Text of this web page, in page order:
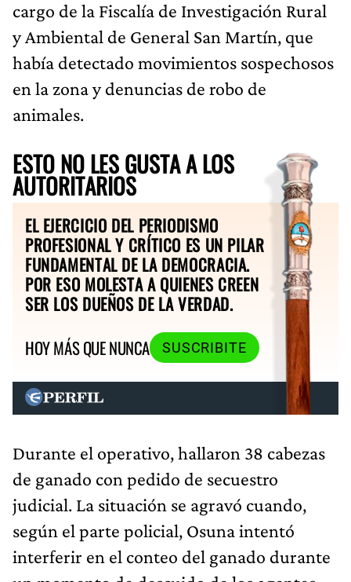
cargo de la Fiscalía de Investigación Rural
y Ambiental de General San Martín, que
había detectado movimientos sospechosos
en la zona y denuncias de robo de
animales.
ESTO NO LES GUSTA A LOS
AUTORITARIOS
EL EJERCICIO DEL PERIODISMO
PROFESIONAL Y CRÍTICO ES UN PILAR
FUNDAMENTAL DE LA DEMOCRACIA.
POR ESO MOLESTA A QUIENES CREEN
SER LOS DUEÑOS DE LA VERDAD.
HOY MÁS QUE NUNCA
SUSCRIBITE
Durante el operativo, hallaron 38 cabezas
de ganado con pedido de secuestro
judicial. La situación se agravó cuando,
según el parte policial, Osuna intentó
interferir en el conteo del ganado durante